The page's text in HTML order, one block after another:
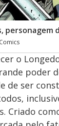
personagem
o
poder
de ser
Criado